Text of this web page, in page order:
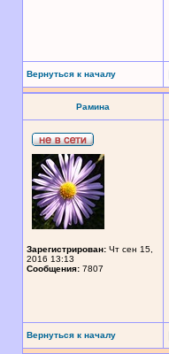
Вернуться к началу
Рамина
Зарегистрирован: Чт сен 15,
2016 13:13
Сообщения: 7807
Вернуться к началу